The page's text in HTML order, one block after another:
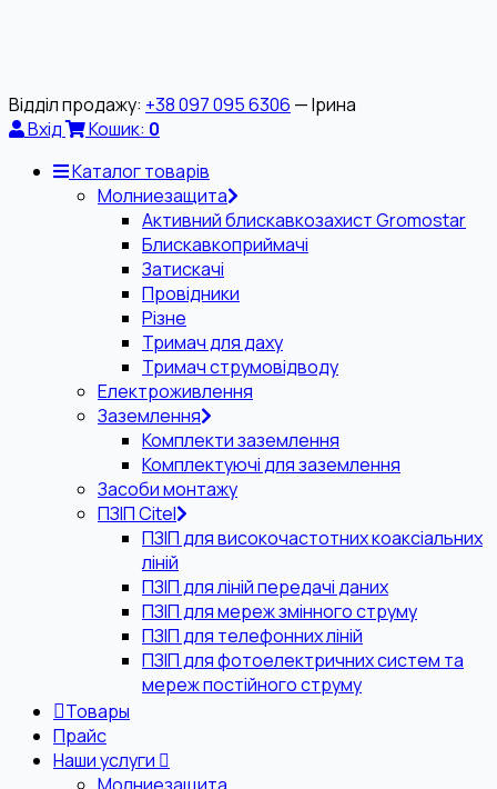
Відділ продажу: +38 097 095 6306 — Ірина
Вхід
Кошик: 0
Каталог товарів
Молниезащита
Активний блискавкозахист Gromostar
Блискавкоприймачі
Затискачі
Провідники
Різне
Тримач для даху
Тримач струмовідводу
Електроживлення
Заземлення
Комплекти заземлення
Комплектуючі для заземлення
Засоби монтажу
ПЗІП Citel
ПЗІП для високочастотних коаксіальних
ліній
ПЗІП для ліній передачі даних
ПЗІП для мереж змінного струму
ПЗІП для телефонних ліній
ПЗІП для фотоелектричних систем та
мереж постійного струму
Товары
Прайс
Наши услуги